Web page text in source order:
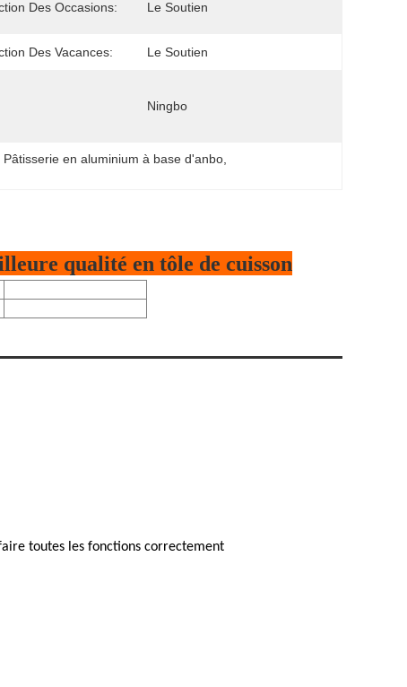
Des Occasions: Le Soutien
Des Vacances: Le Soutien
Ningbo
Pâtisserie en aluminium à base d'anbo
qualité en tôle de cuisson
toutes les fonctions correctement